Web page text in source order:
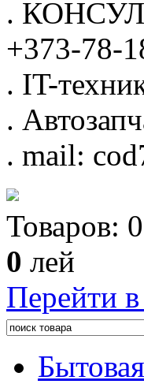
.
+373-78-
. IT-
.
. mail:
Товаров: 0
0 лей
Перейти